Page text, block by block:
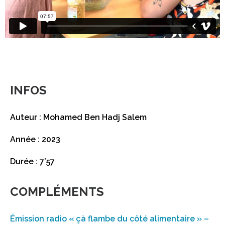
INFOS
Auteur : Mohamed Ben Hadj Salem
Année : 2023
Durée : 7’57
COMPLÉMENTS
Émission radio « çà flambe du côté alimentaire » –